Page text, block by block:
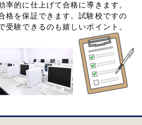
率的に仕上げて合格に導きます。
格を保証できます。試験校ですの
受験できるのも嬉しいポイント。